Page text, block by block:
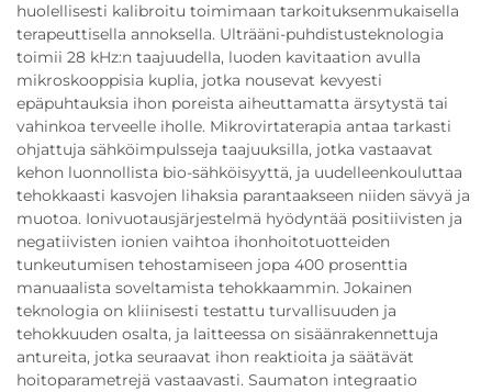
huolellisesti kalibroitu toimimaan tarkoituksenmukaisella
terapeuttisella annoksella. Ulträäni-puhdistusteknologia
toimii 28 kHz:n taajuudella, luoden kavitaation avulla
mikroskooppisia kuplia, jotka nousevat kevyesti
epäpuhtauksia ihon poreista aiheuttamatta ärsytystä tai
vahinkoa terveelle iholle. Mikrovirtaterapia antaa tarkasti
ohjattuja sähköimpulsseja taajuuksilla, jotka vastaavat
kehon luonnollista bio-sähköisyyttä, ja uudelleenkouluttaa
tehokkaasti kasvojen lihaksia parantaakseen niiden sävyä ja
muotoa. Ionivuotausjärjestelmä hyödyntää positiivisten ja
negatiivisten ionien vaihtoa ihonhoitotuotteiden
tunkeutumisen tehostamiseen jopa 400 prosenttia
manuaalista soveltamista tehokkaammin. Jokainen
teknologia on kliinisesti testattu turvallisuuden ja
tehokkuuden osalta, ja laitteessa on sisäänrakennettuja
antureita, jotka seuraavat ihon reaktioita ja säätävät
hoitoparametrejä vastaavasti. Saumaton integraatio